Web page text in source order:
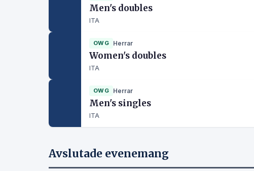
Men's doubles
ITA
OWG Herrar
Women's doubles
ITA
OWG Herrar
Men's singles
ITA
Avslutade evenemang